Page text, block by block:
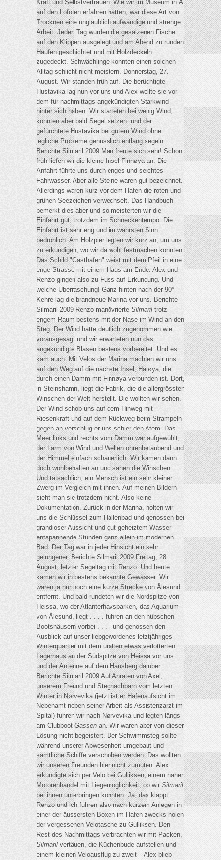
Kraft und Selbstvertrauen. Wie wir im Museum in Å
auf den Lofoten erfahren hatten, war diese Art von
Trocknen eine unglaublich aufwändige und strenge
Arbeit. Jeden Tag wurden die gesalzenen Fische
auf den Klippen ausgelegt und am Abend zu runden
Haufen geschichtet und mit Holzdeckeln
zugedeckt. Schwächlinge konnten einen solchen
Alltag schlicht nicht meistern. Donnerstag, 27.
August. Wir standen früh auf. Die berüchtigte
Hustavika lag nun vor uns und Alex wollte sie vor
dem für nachmittags angekündigten Starkwind
hinter sich haben. Wir starteten bei wenig Wind,
konnten aber bald Segel setzen. und der
gefürchtete Hustavika bei gutem Wind ohne
jegliche Probleme genüsslich entlang segeln.
Berichte Silmaril 2009 Man freute sich sehr! Schon
früh liefen wir die kleine Insel Finnøya an. Die
Anfahrt führte uns durch enges und seichtes
Fahrwasser. Aber alle Steine waren gut bezeichnet.
Allerdings waren kurz vor dem Hafen die roten und
grünen Seezeichen verwechselt. Das Handbuch
bemerkt dies aber und so meisterten wir die
Einfahrt gut, trotzdem im Schneckentempo. Die
Einfahrt ist sehr eng und im wahrsten Sinn
bedrohlich. Am Holzpier legten wir kurz an, um uns
zu erkundigen, wo wir da wohl festmachen konnten.
Das Schild "Gasthafen" weist mit dem Pfeil in eine
enge Strasse mit einem Haus am Ende. Alex und
Renzo gingen also zu Fuss auf Erkundung. Und
welche Überraschung! Ganz hinten nach der 90°
Kehre lag die brandneue Marina vor uns. Berichte
Silmaril 2009 Renzo manövrierteSilmariltrotz
engem Raum bestens mit der Nase im Wind an den
Steg. Der Wind hatte deutlich zugenommen wie
vorausgesagt und wir erwarteten nun das
angekündigte Blasen bestens vorbereitet. Und es
kam auch. Mit Velos der Marina machten wir uns
auf den Weg auf die nächste Insel, Harøya, die
durch einen Damm mit Finnøya verbunden ist. Dort,
in Steinshamn, liegt die Fabrik, die die allergrössten
Winschen der Welt herstellt. Die wollten wir sehen.
Der Wind schob uns auf dem Hinweg mit
Riesenkraft und auf dem Rückweg beim Strampeln
gegen an verschlug er uns schier den Atem. Das
Meer links und rechts vom Damm war aufgewühlt,
der Lärm von Wind und Wellen ohrenbetäubend und
der Himmel einfach schauerlich. Wir kamen dann
doch wohlbehalten an und sahen die Winschen.
Und tatsächlich, ein Mensch ist ein sehr kleiner
Zwerg im Vergleich mit ihnen. Auf meinen Bildern
sieht man sie trotzdem nicht. Also keine
Dokumentation. Zurück in der Marina, holten wir
uns die Schlüssel zum Hallenbad und genossen bei
grandioser Aussicht und gut geheiztem Wasser
entspannende Stunden ganz allein im modernen
Bad. Der Tag war in jeder Hinsicht ein sehr
gelungener. Berichte Silmaril 2009 Freitag, 28.
August, letzter Segeltag mit Renzo. Und heute
kamen wir in bestens bekannte Gewässer. Wir
waren ja nur noch eine kurze Strecke von Ålesund
entfernt. Und bald rundeten wir die Nordspitze von
Heissa, wo der Atlanterhavsparken, das Aquarium
von Ålesund, liegt . . . . fuhren an den hübschen
Bootshäusern vorbei . . . . und genossen den
Ausblick auf unser liebgewordenes letztjähriges
Winterquartier mit dem uralten etwas verlotterten
Lagerhaus an der Südspitze von Heissa vor uns
und der Antenne auf dem Hausberg darüber.
Berichte Silmaril 2009 Auf Anraten von Axel,
unserem Freund und Stegnachbarn vom letzten
Winter in Nørvevika (jetzt ist er Hafenaufsicht im
Nebenamt neben seiner Arbeit als Assistenzarzt im
Spital) fuhren wir nach Nørvevika und legten längs
am ClubbootGassenan. Wir waren aber von dieser
Lösung nicht begeistert. Der Schwimmsteg sollte
während unserer Abwesenheit umgebaut und
sämtliche Schiffe verschoben werden. Das wollten
wir unseren Freunden hier nicht zumuten. Alex
erkundigte sich per Velo bei Gulliksen, einem nahen
Motorenhandel mit Liegemöglichkeit, ob wirSilmaril
bei ihnen unterbringen könnten. Ja, das klappt.
Renzo und ich fuhren also nach kurzem Anlegen in
einer der äussersten Boxen im Hafen zwecks holen
der vergessenen Velotasche zu Gulliksen. Den
Rest des Nachmittags verbrachten wir mit Packen,
Silmarilvertäuen, die Küchenbude aufstellen und
einem kleinen Veloausflug zu zweit – Alex blieb